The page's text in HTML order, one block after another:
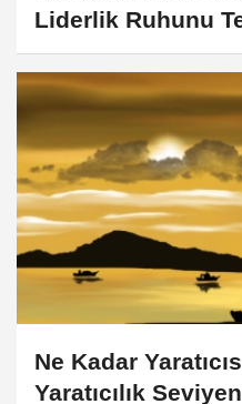
Liderlik Ruhunu
Ne Kadar
Yaratıcılık